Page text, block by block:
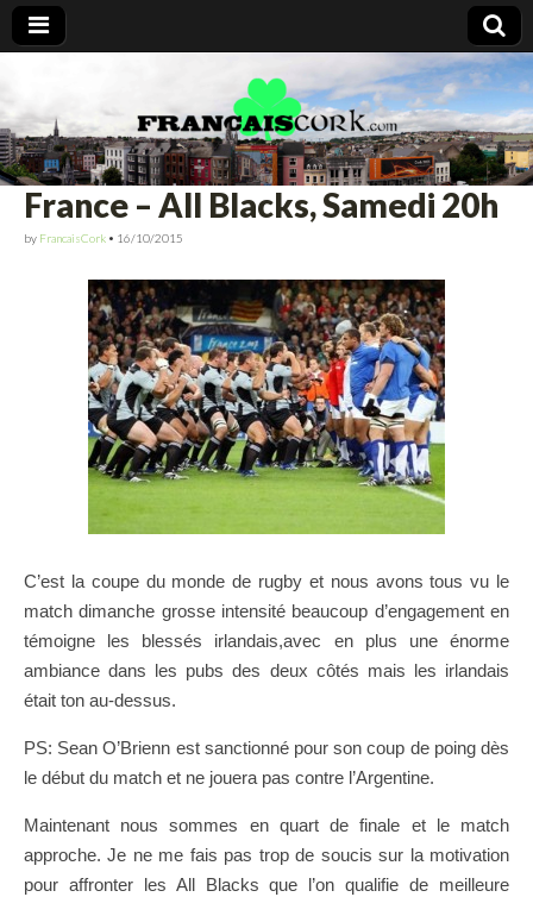
Francais Cork
France – All Blacks, Samedi 20h
by FrancaisCork • 16/10/2015
C’est la coupe du monde de rugby et nous avons tous vu le
match dimanche grosse intensité beaucoup d’engagement en
témoigne les blessés irlandais,avec en plus une énorme
ambiance dans les pubs des deux côtés mais les irlandais
était ton au-dessus.
PS: Sean O’Brienn est sanctionné pour son coup de poing dès
le début du match et ne jouera pas contre l’Argentine.
Maintenant nous sommes en quart de finale et le match
approche. Je ne me fais pas trop de soucis sur la motivation
pour affronter les All Blacks que l’on qualifie de meilleure